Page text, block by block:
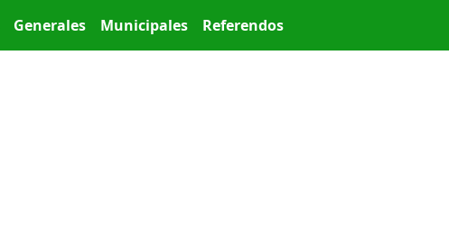
Generales Municipales Referendos